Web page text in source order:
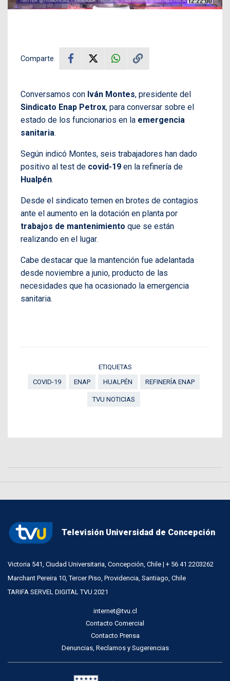
Comparte
Conversamos con Iván Montes, presidente del
Sindicato Enap Petrox, para conversar sobre el
estado de los funcionarios en la emergencia
sanitaria.
Según indicó Montes, seis trabajadores han dado
positivo al test de covid-19 en la refinería de
Hualpén.
Desde el sindicato temen en brotes de contagios
ante el aumento en la dotación en planta por
trabajos de mantenimiento que se están
realizando en el lugar.
Cabe destacar que la mantención fue adelantada
desde noviembre a junio, producto de las
necesidades que ha ocasionado la emergencia
sanitaria.
ETIQUETAS
COVID-19
ENAP HUALPÉN REFINERÍA ENAP
TVU NOTICIAS
Televisión Universidad de Concepción
Victoria 541, Ciudad Universitaria, Concepción, Chile | + 56 41 2203262
Marchant Pereira 10, Tercer Piso, Providencia, Santiago, Chile
TARIFA SERVEL DIGITAL TVU 2021
internet@tvu.cl
Contacto Comercial
Contacto Prensa
Denuncias, Reclamos y Sugerencias